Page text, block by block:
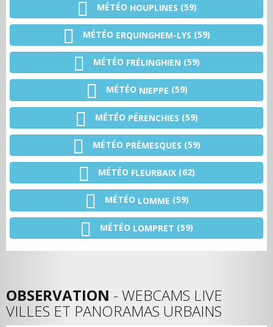
MÉTÉO HOUPLINES (59)
MÉTÉO ERQUINGHEM-LYS (59)
MÉTÉO FRÉLINGHIEN (59)
MÉTÉO NIEPPE (59)
MÉTÉO PÉRENCHIES (59)
MÉTÉO PRÉMESQUES (59)
MÉTÉO FLEURBAIX (62)
MÉTÉO LOMME (59)
MÉTÉO LOMPRET (59)
OBSERVATION - WEBCAMS LIVE
VILLES ET PANORAMAS URBAINS